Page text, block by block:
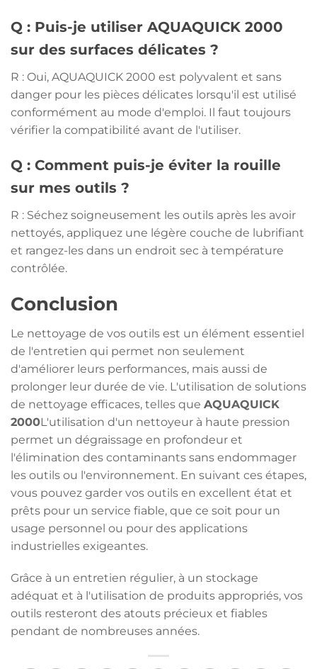
Q : Puis-je utiliser AQUAQUICK 2000
sur des surfaces délicates ?
R : Oui, AQUAQUICK 2000 est polyvalent et sans
danger pour les pièces délicates lorsqu'il est utilisé
conformément au mode d'emploi. Il faut toujours
vérifier la compatibilité avant de l'utiliser.
Q : Comment puis-je éviter la rouille
sur mes outils ?
R : Séchez soigneusement les outils après les avoir
nettoyés, appliquez une légère couche de lubrifiant
et rangez-les dans un endroit sec à température
contrôlée.
Conclusion
Le nettoyage de vos outils est un élément essentiel
de l'entretien qui permet non seulement
d'améliorer leurs performances, mais aussi de
prolonger leur durée de vie. L'utilisation de solutions
de nettoyage efficaces, telles que AQUAQUICK
2000L'utilisation d'un nettoyeur à haute pression
permet un dégraissage en profondeur et
l'élimination des contaminants sans endommager
les outils ou l'environnement. En suivant ces étapes,
vous pouvez garder vos outils en excellent état et
prêts pour un service fiable, que ce soit pour un
usage personnel ou pour des applications
industrielles exigeantes.
Grâce à un entretien régulier, à un stockage
adéquat et à l'utilisation de produits appropriés, vos
outils resteront des atouts précieux et fiables
pendant de nombreuses années.